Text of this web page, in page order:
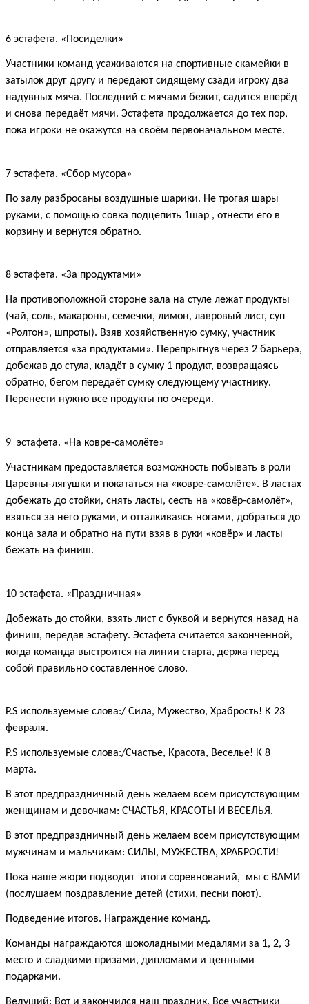
6 эстафета. «Посиделки»
Участники команд усаживаются на спортивные скамейки в
затылок друг другу и передают сидящему сзади игроку два
надувных мяча. Последний с мячами бежит, садится вперёд
и снова передаёт мячи. Эстафета продолжается до тех пор,
пока игроки не окажутся на своём первоначальном месте.
7 эстафета. «Сбор мусора»
По залу разбросаны воздушные шарики. Не трогая шары
руками, с помощью совка подцепить 1шар , отнести его в
корзину и вернутся обратно.
8 эстафета. «За продуктами»
На противоположной стороне зала на стуле лежат продукты
(чай, соль, макароны, семечки, лимон, лавровый лист, суп
«Ролтон», шпроты). Взяв хозяйственную сумку, участник
отправляется «за продуктами». Перепрыгнув через 2 барьера,
добежав до стула, кладёт в сумку 1 продукт, возвращаясь
обратно, бегом передаёт сумку следующему участнику.
Перенести нужно все продукты по очереди.
9 эстафета. «На ковре-самолёте»
Участникам предоставляется возможность побывать в роли
Царевны-лягушки и покататься на «ковре-самолёте». В ластах
добежать до стойки, снять ласты, сесть на «ковёр-самолёт»,
взяться за него руками, и отталкиваясь ногами, добраться до
конца зала и обратно на пути взяв в руки «ковёр» и ласты
бежать на финиш.
10 эстафета. «Праздничная»
Добежать до стойки, взять лист с буквой и вернутся назад на
финиш, передав эстафету. Эстафета считается законченной,
когда команда выстроится на линии старта, держа перед
собой правильно составленное слово.
Р.S используемые слова:/ Сила, Мужество, Храбрость! К 23
февраля.
Р.S используемые слова:/Счастье, Красота, Веселье! К 8
марта.
В этот предпраздничный день желаем всем присутствующим
женщинам и девочкам: СЧАСТЬЯ, КРАСОТЫ И ВЕСЕЛЬЯ.
В этот предпраздничный день желаем всем присутствующим
мужчинам и мальчикам: СИЛЫ, МУЖЕСТВА, ХРАБРОСТИ!
Пока наше жюри подводит итоги соревнований, мы с ВАМИ
(послушаем поздравление детей (стихи, песни поют).
Подведение итогов. Награждение команд.
Команды награждаются шоколадными медалями за 1, 2, 3
место и сладкими призами, дипломами и ценными
подарками.